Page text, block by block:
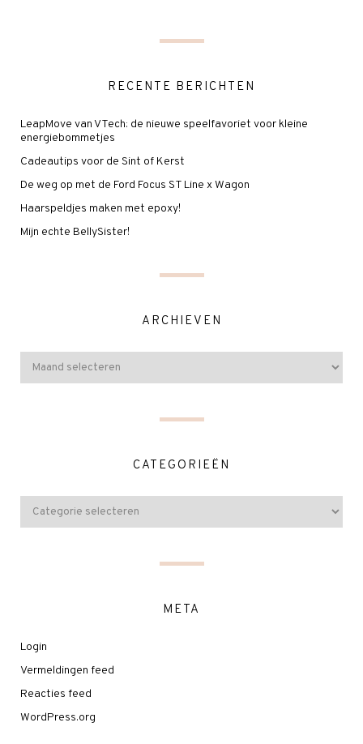
RECENTE BERICHTEN
LeapMove van VTech: de nieuwe speelfavoriet voor kleine
energiebommetjes
Cadeautips voor de Sint of Kerst
De weg op met de Ford Focus ST Line x Wagon
Haarspeldjes maken met epoxy!
Mijn echte BellySister!
ARCHIEVEN
CATEGORIEËN
META
Login
Vermeldingen feed
Reacties feed
WordPress.org